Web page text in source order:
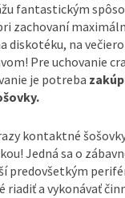
fantastickým
zachovaní
diskotéku, na
Pre uchovanie
je potreba
kontaktné
Jedná sa o
predovšetkým
riadiť a vykonávať